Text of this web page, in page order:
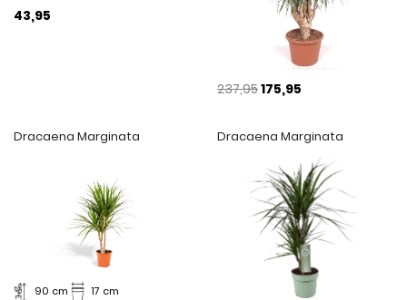
43,95
237,95175,95
Dracaena Marginata
90 cm 17 cm
Dracaena Marginata